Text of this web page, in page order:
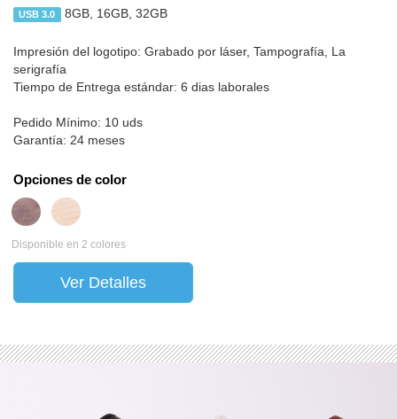
USB 3.0 8GB, 16GB, 32GB
Impresión del logotipo: Grabado por láser, Tampografía, La
serigrafía
Tiempo de Entrega estándar: 6 dias laborales
Pedido Mínimo: 10 uds
Garantía: 24 meses
Opciones de color
Disponible en 2 colores
Ver Detalles